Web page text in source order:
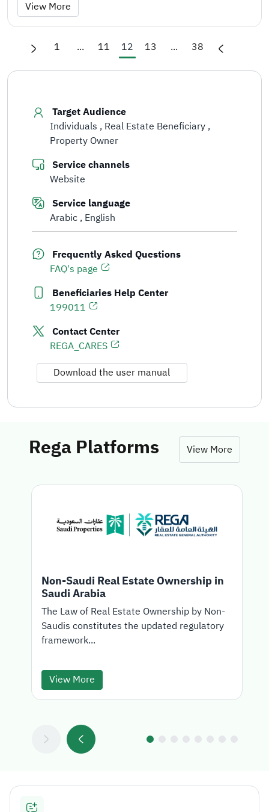
View More
1 ... 11 12 13 ... 38
Target Audience
Individuals Real Estate Beneficiary
Property Owner
Service channels
Website
Service language
Arabic English
Frequently Asked Questions
FAQ's page
Beneficiaries Help Center
199011
Contact Center
REGA_CARES
Download the user manual
Rega Platforms View More
Non-Saudi Real Estate Ownership in
Saudi Arabia
The Law of Real Estate Ownership by Non-
Saudis constitutes the updated regulatory
framework...
View More